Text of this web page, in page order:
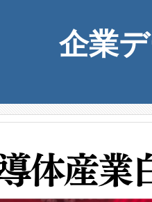
企業